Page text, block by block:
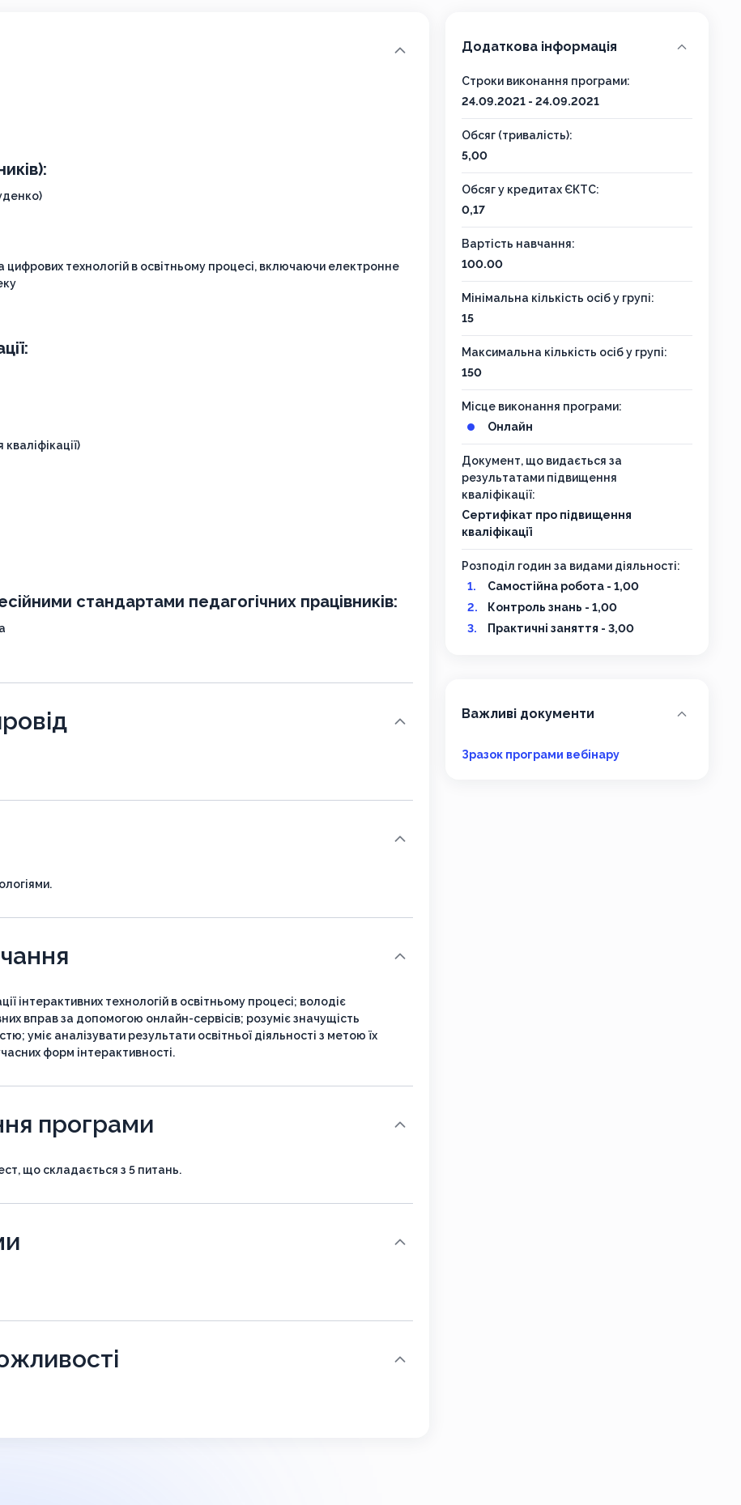
цифрових технологій в освітньому процесі, включаючи електронне
стандартами педагогічних працівників:
інтерактивних технологій в освітньому процесі; володіє
вправ за допомогою онлайн-сервісів; розуміє значущість
уміє аналізувати результати освітньої діяльності з метою їх
форм інтерактивності.
програми
що складається з 5 питань.
Додаткова інформація
Строки виконання програми:
24.09.2021 - 24.09.2021
Обсяг (тривалість):
5,00
Обсяг у кредитах ЄКТС:
0,17
Вартість навчання:
100.00
Мінімальна кількість осіб у групі:
15
Максимальна кількість осіб у групі:
150
Місце виконання програми:
Онлайн
Документ, що видається за
результатами підвищення
кваліфікації:
Сертифікат про підвищення
кваліфікації
Розподіл годин за видами діяльності:
Самостійна робота - 1,00
Контроль знань - 1,00
Практичні заняття - 3,00
Важливі документи
Зразок програми вебінару